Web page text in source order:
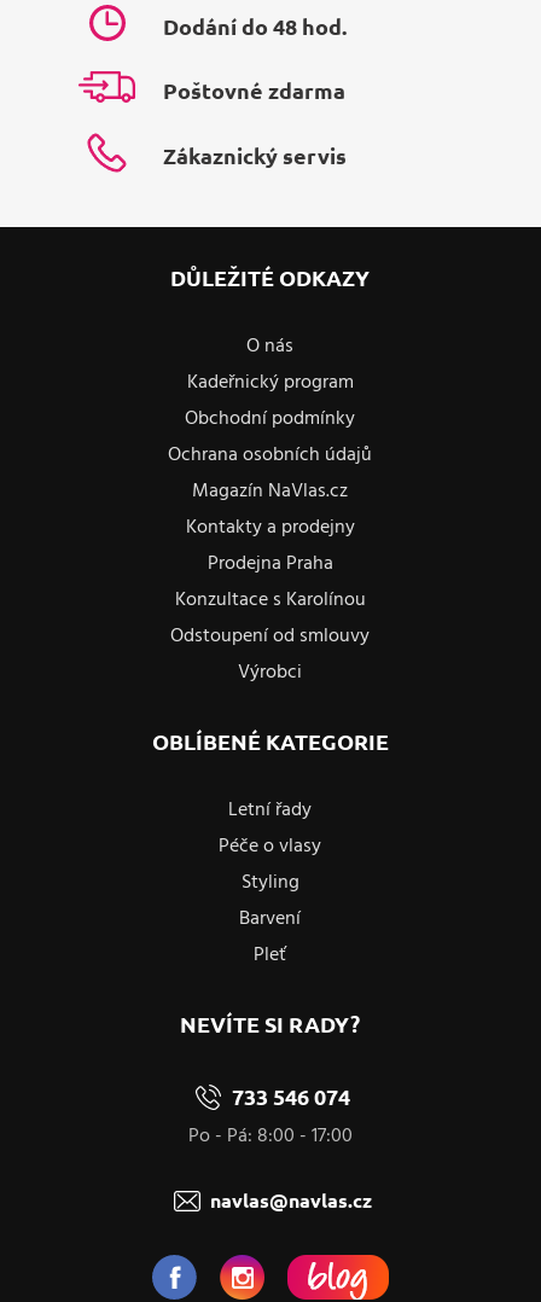
Dodání do 48 hod.
Poštovné zdarma
Zákaznický servis
DŮLEŽITÉ ODKAZY
O nás
Kadeřnický program
Obchodní podmínky
Ochrana osobních údajů
Magazín NaVlas.cz
Kontakty a prodejny
Prodejna Praha
Konzultace s Karolínou
Odstoupení od smlouvy
Výrobci
OBLÍBENÉ KATEGORIE
Letní řady
Péče o vlasy
Styling
Barvení
Pleť
NEVÍTE SI RADY?
733 546 074
Po - Pá: 8:00 - 17:00
navlas@navlas.cz